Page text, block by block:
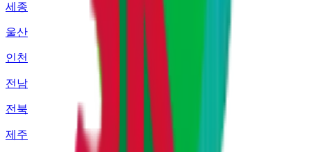
세종
울산
인천
전남
전북
제주